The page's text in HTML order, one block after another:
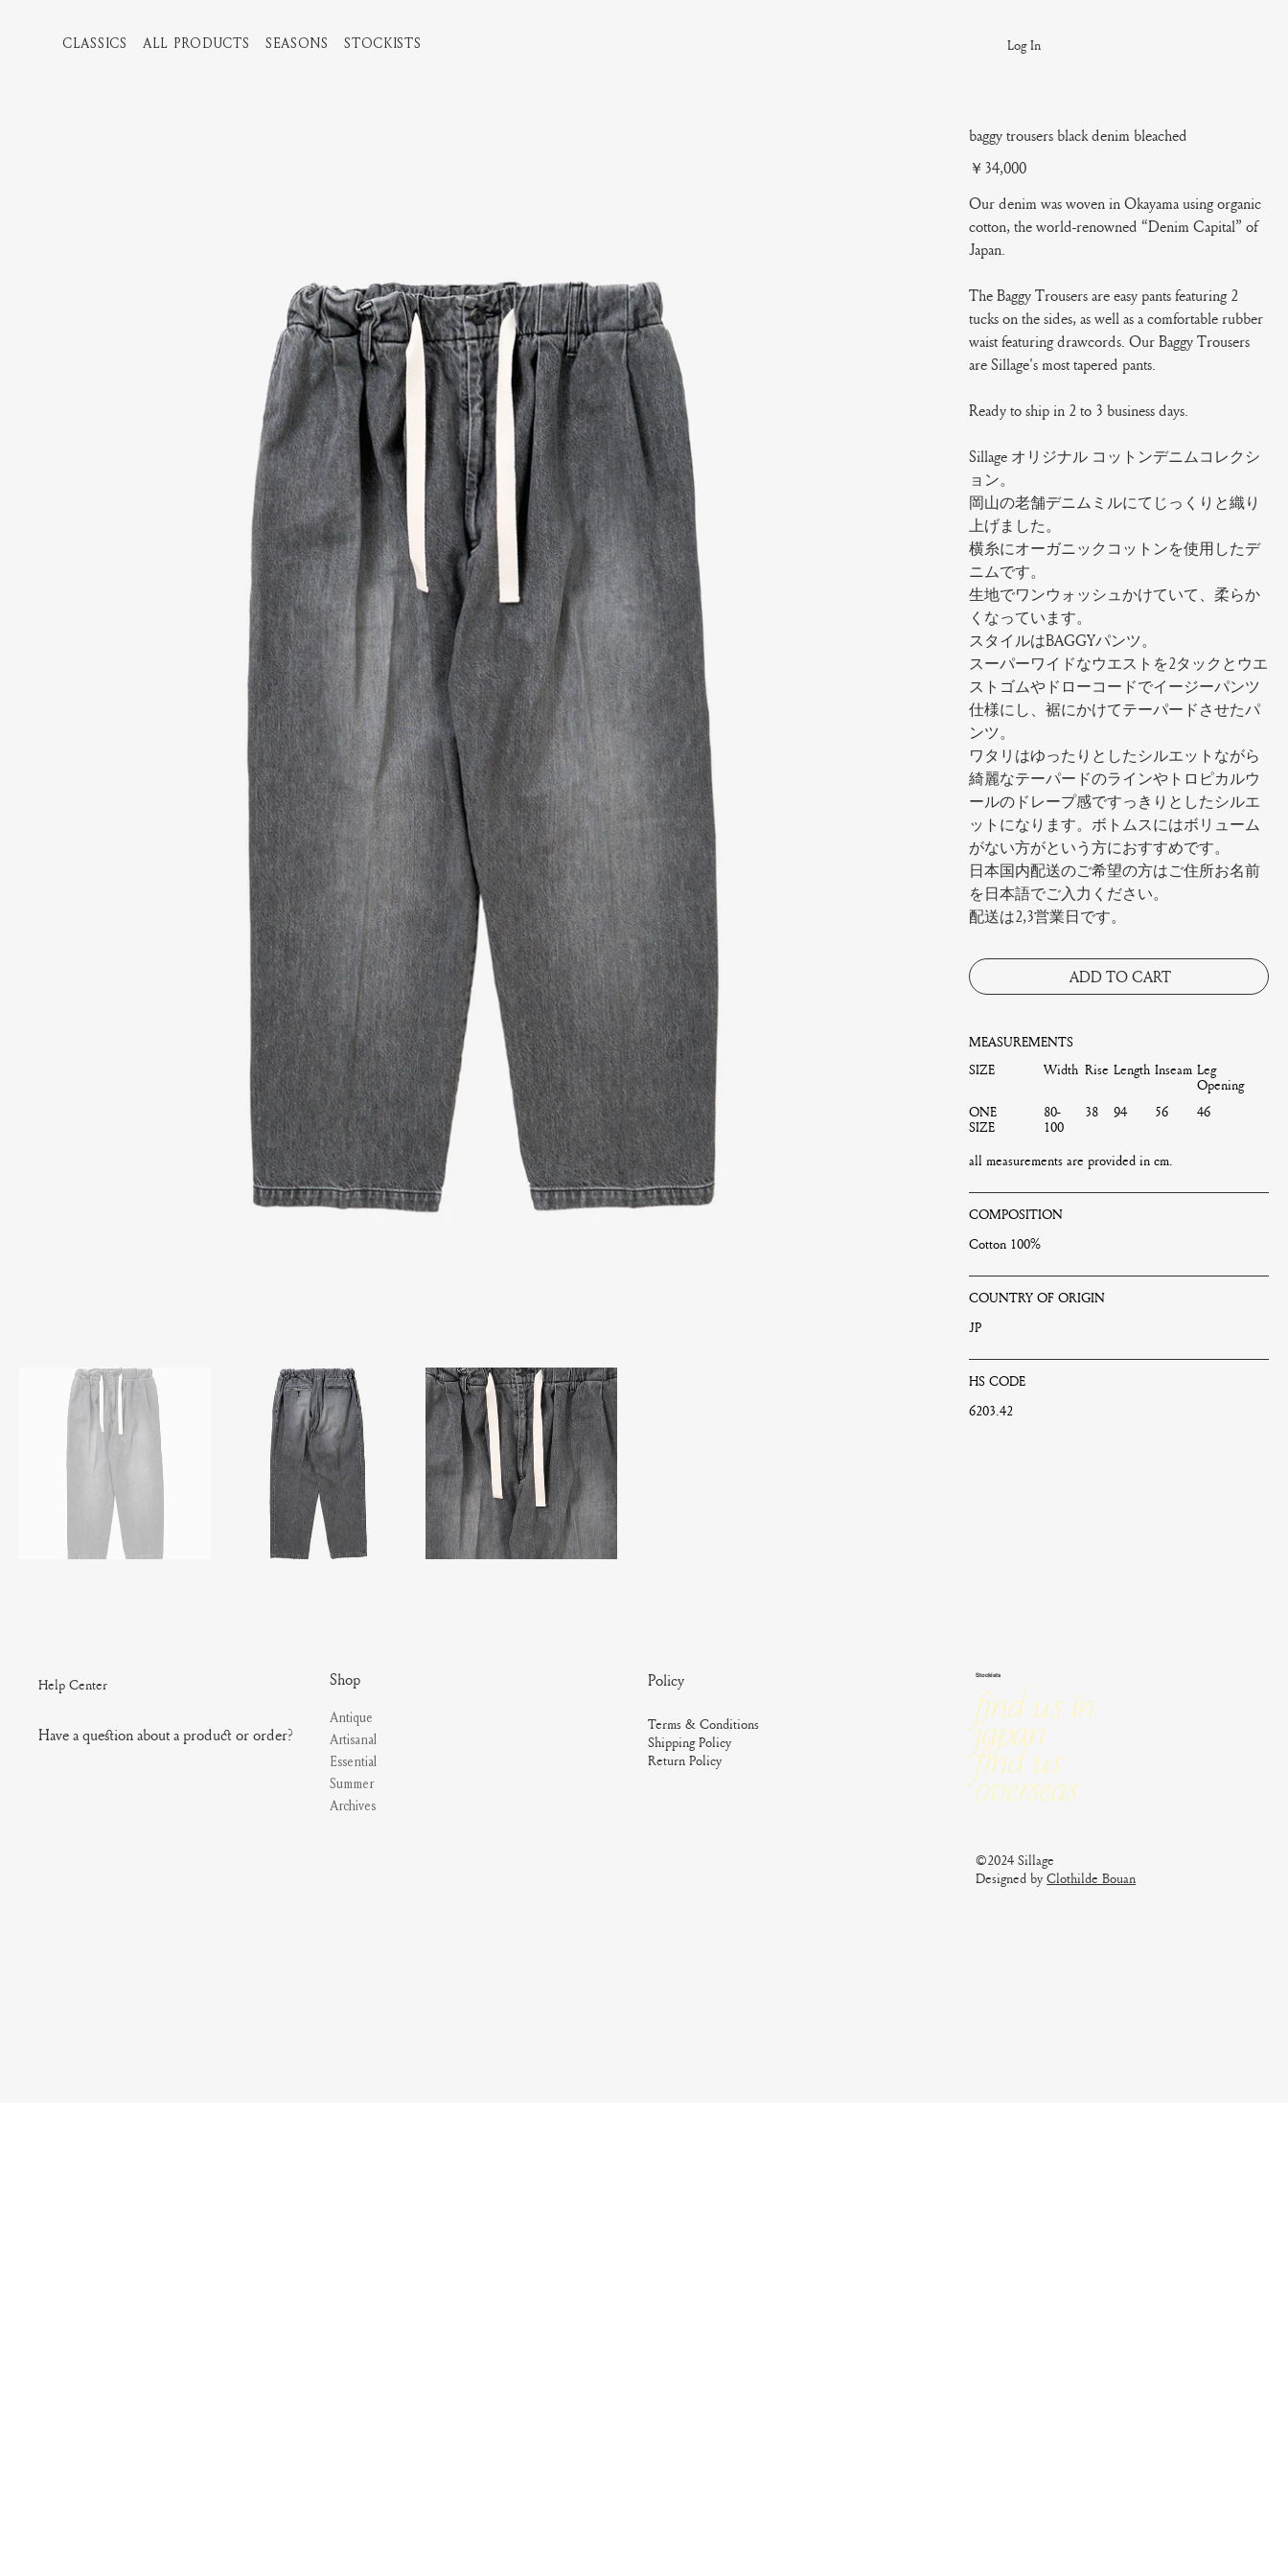
CLASSICS ALL PRODUCTS SEASONS STOCKISTS Log In
baggy trousers black denim bleached
Price
￥34,000
Our denim was woven in Okayama using organic
cotton, the world-renowned “Denim Capital” of
Japan.
The Baggy Trousers are easy pants featuring 2
tucks on the sides, as well as a comfortable rubber
waist featuring drawcords. Our Baggy Trousers
are Sillage's most tapered pants.
Ready to ship in 2 to 3 business days.
Sillage オリジナル コットンデニムコレクシ
ョン。
岡山の老舗デニムミルにてじっくりと織り
上げました。
横糸にオーガニックコットンを使用したデ
ニムです。
生地でワンウォッシュかけていて、柔らか
くなっています。
スタイルはBAGGYパンツ。
スーパーワイドなウエストを2タックとウエ
ストゴムやドローコードでイージーパンツ
仕様にし、裾にかけてテーパードさせたパ
ンツ。
ワタリはゆったりとしたシルエットながら
綺麗なテーパードのラインやトロピカルウ
ールのドレープ感ですっきりとしたシルエ
ットになります。ボトムスにはボリューム
がない方がという方におすすめです。
日本国内配送のご希望の方はご住所お名前
を日本語でご入力ください。
配送は2,3営業日です。
ADD TO CART
MEASUREMENTS
SIZE
Width Rise Length Inseam Leg
Opening
ONE
SIZE
80-
100
38 94 56 46
all measurements are provided in cm.
COMPOSITION
Cotton 100%
COUNTRY OF ORIGIN
JP
HS CODE
6203.42
©2024 Sillage
Designed byClothilde Bouan
Find us in
Japan
Find us
Overseas
Stockists
Terms & Conditions
Shipping Policy
Return Policy
Policy
Shop
Antique
Artisanal
Essential
Summer
Archives
Help Center
Have a question about a product or order?